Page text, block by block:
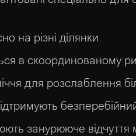
на різні ділянки
в скоординованому
для розслаблення
занурююче